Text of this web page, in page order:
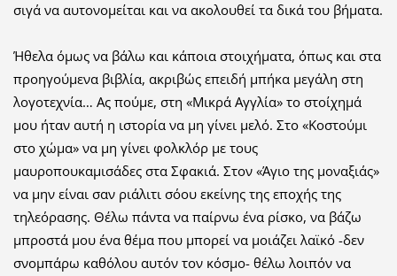
σιγά να αυτονομείται και να ακολουθεί τα δικά του βήματα.
Ήθελα όμως να βάλω και κάποια στοιχήματα, όπως και στα
προηγούμενα βιβλία, ακριβώς επειδή μπήκα μεγάλη στη
λογοτεχνία… Ας πούμε, στη «Μικρά Αγγλία» το στοίχημά
μου ήταν αυτή η ιστορία να μη γίνει μελό. Στο «Κοστούμι
στο χώμα» να μη γίνει φολκλόρ με τους
μαυροπουκαμισάδες στα Σφακιά. Στον «Άγιο της μοναξιάς»
να μην είναι σαν ριάλιτι σόου εκείνης της εποχής της
τηλεόρασης. Θέλω πάντα να παίρνω ένα ρίσκο, να βάζω
μπροστά μου ένα θέμα που μπορεί να μοιάζει λαϊκό -δεν
σνομπάρω καθόλου αυτόν τον κόσμο- θέλω λοιπόν να